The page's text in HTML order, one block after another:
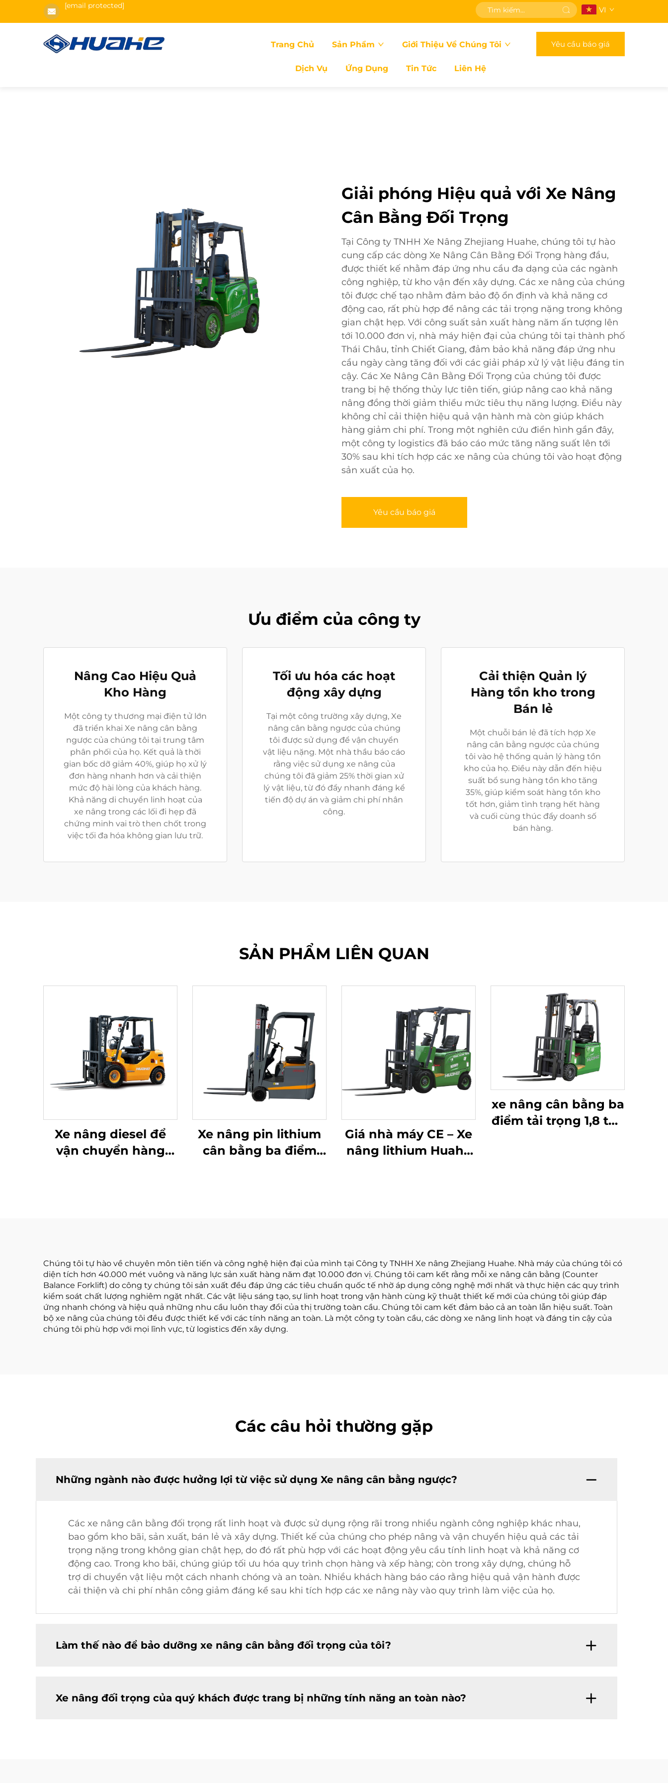
[email protected] VI
Trang Chủ Sản Phẩm Giới Thiệu Về Chúng Tôi
Dịch Vụ Ứng Dụng Tin Tức Liên Hệ
Yêu cầu báo giá
Giải phóng Hiệu quả với Xe Nâng
Cân Bằng Đối Trọng
Tại Công ty TNHH Xe Nâng Zhejiang Huahe, chúng tôi tự hào
cung cấp các dòng Xe Nâng Cân Bằng Đối Trọng hàng đầu,
được thiết kế nhằm đáp ứng nhu cầu đa dạng của các ngành
công nghiệp, từ kho vận đến xây dựng. Các xe nâng của chúng
tôi được chế tạo nhằm đảm bảo độ ổn định và khả năng cơ
động cao, rất phù hợp để nâng các tải trọng nặng trong không
gian chật hẹp. Với công suất sản xuất hàng năm ấn tượng lên
tới 10.000 đơn vị, nhà máy hiện đại của chúng tôi tại thành phố
Thái Châu, tỉnh Chiết Giang, đảm bảo khả năng đáp ứng nhu
cầu ngày càng tăng đối với các giải pháp xử lý vật liệu đáng tin
cậy. Các Xe Nâng Cân Bằng Đối Trọng của chúng tôi được
trang bị hệ thống thủy lực tiên tiến, giúp nâng cao khả năng
nâng đồng thời giảm thiểu mức tiêu thụ năng lượng. Điều này
không chỉ cải thiện hiệu quả vận hành mà còn giúp khách
hàng giảm chi phí. Trong một nghiên cứu điển hình gần đây,
một công ty logistics đã báo cáo mức tăng năng suất lên tới
30% sau khi tích hợp các xe nâng của chúng tôi vào hoạt động
sản xuất của họ.
Yêu cầu báo giá
Ưu điểm của công ty
Nâng Cao Hiệu Quả
Kho Hàng
Một công ty thương mại điện tử lớn
đã triển khai Xe nâng cân bằng
ngược của chúng tôi tại trung tâm
phân phối của họ. Kết quả là thời
gian bốc dỡ giảm 40%, giúp họ xử lý
đơn hàng nhanh hơn và cải thiện
mức độ hài lòng của khách hàng.
Khả năng di chuyển linh hoạt của
xe nâng trong các lối đi hẹp đã
chứng minh vai trò then chốt trong
việc tối đa hóa không gian lưu trữ.
Tối ưu hóa các hoạt
động xây dựng
Tại một công trường xây dựng, Xe
nâng cân bằng ngược của chúng
tôi được sử dụng để vận chuyển
vật liệu nặng. Một nhà thầu báo cáo
rằng việc sử dụng xe nâng của
chúng tôi đã giảm 25% thời gian xử
lý vật liệu, từ đó đẩy nhanh đáng kể
tiến độ dự án và giảm chi phí nhân
công.
Cải thiện Quản lý
Hàng tồn kho trong
Bán lẻ
Một chuỗi bán lẻ đã tích hợp Xe
nâng cân bằng ngược của chúng
tôi vào hệ thống quản lý hàng tồn
kho của họ. Điều này dẫn đến hiệu
suất bổ sung hàng tồn kho tăng
35%, giúp kiểm soát hàng tồn kho
tốt hơn, giảm tình trạng hết hàng
và cuối cùng thúc đẩy doanh số
bán hàng.
SẢN PHẨM LIÊN QUAN
Xe nâng diesel để
vận chuyển hàng
Xe nâng pin lithium
cân bằng ba điểm
Giá nhà máy CE – Xe
nâng lithium Huahe
xe nâng cân bằng ba
điểm tải trọng 1,8 tấn
Chúng tôi tự hào về chuyên môn tiên tiến và công nghệ hiện đại của mình tại Công ty TNHH Xe nâng Zhejiang Huahe. Nhà máy của chúng tôi có
diện tích hơn 40.000 mét vuông và năng lực sản xuất hàng năm đạt 10.000 đơn vị. Chúng tôi cam kết rằng mỗi xe nâng cân bằng (Counter
Balance Forklift) do công ty chúng tôi sản xuất đều đáp ứng các tiêu chuẩn quốc tế nhờ áp dụng công nghệ mới nhất và thực hiện các quy trình
kiểm soát chất lượng nghiêm ngặt nhất. Các vật liệu sáng tạo, sự linh hoạt trong vận hành cùng kỹ thuật thiết kế mới của chúng tôi giúp đáp
ứng nhanh chóng và hiệu quả những nhu cầu luôn thay đổi của thị trường toàn cầu. Chúng tôi cam kết đảm bảo cả an toàn lẫn hiệu suất. Toàn
bộ xe nâng của chúng tôi đều được thiết kế với các tính năng an toàn. Là một công ty toàn cầu, các dòng xe nâng linh hoạt và đáng tin cậy của
chúng tôi phù hợp với mọi lĩnh vực, từ logistics đến xây dựng.
Các câu hỏi thường gặp
Những ngành nào được hưởng lợi từ việc sử dụng Xe nâng cân bằng ngược?
Các xe nâng cân bằng đối trọng rất linh hoạt và được sử dụng rộng rãi trong nhiều ngành công nghiệp khác nhau,
bao gồm kho bãi, sản xuất, bán lẻ và xây dựng. Thiết kế của chúng cho phép nâng và vận chuyển hiệu quả các tải
trọng nặng trong không gian chật hẹp, do đó rất phù hợp với các hoạt động yêu cầu tính linh hoạt và khả năng cơ
động cao. Trong kho bãi, chúng giúp tối ưu hóa quy trình chọn hàng và xếp hàng; còn trong xây dựng, chúng hỗ
trợ di chuyển vật liệu một cách nhanh chóng và an toàn. Nhiều khách hàng báo cáo rằng hiệu quả vận hành được
cải thiện và chi phí nhân công giảm đáng kể sau khi tích hợp các xe nâng này vào quy trình làm việc của họ.
Làm thế nào để bảo dưỡng xe nâng cân bằng đối trọng của tôi?
Xe nâng đối trọng của quý khách được trang bị những tính năng an toàn nào?